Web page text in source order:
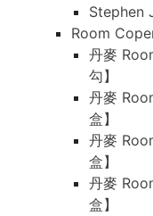
Stephen
Room
丹麥
勾】
丹麥
盒】
丹麥
盒】
丹麥
盒】